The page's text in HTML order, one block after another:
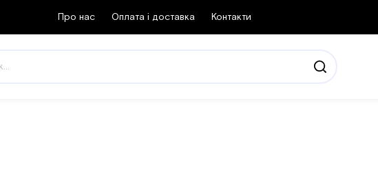
Про нас Оплата і доставка Контакти